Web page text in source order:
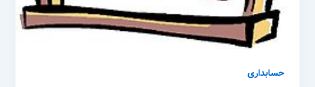
حسابداری